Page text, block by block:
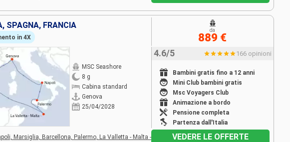
SPAGNA, FRANCIA
in 4X
MSC Seashore
8 g
Cabina standard
Genova
25/04/2028
4.6/5 166 opinioni
Bambini gratis fino a 12 anni
Mini Club bambini gratis
Msc Voyagers Club
Animazione a bordo
Pensione completa
Partenza dall'Italia
da
889 €
Marsiglia, Barcellona, Palermo, La Valletta - Malta - VEDERE LE OFFERTE